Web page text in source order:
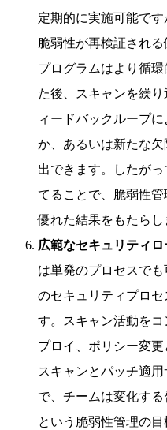
定期的に実施可能で
脆弱性が再検証され
プログラムはより循
た後、スキャンを繰
ィードバックループ
か、あるいは新たな
出できます。したが
てることで、脆弱性
優れた結果をもたらし
広範なセキュリティ
は単発のプロセスで
のセキュリティプロ
す。スキャン活動を
プロイ、ポリシー変更
スキャンとパッチ適
で、チームは変化す
という脆弱性管理の